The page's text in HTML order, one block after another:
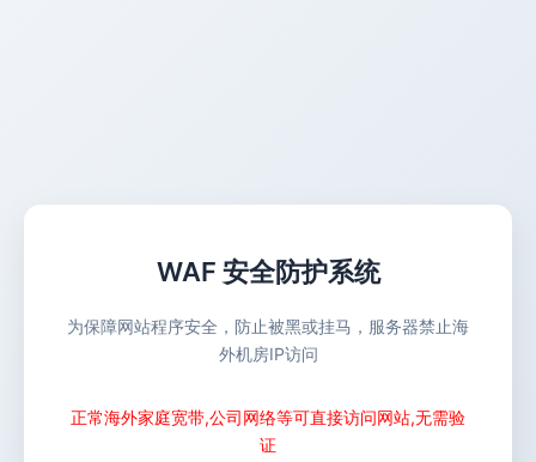
WAF 安全防护系统
为保障网站程序安全，防止被黑或挂马，服务器禁止海
外机房IP访问
正常海外家庭宽带,公司网络等可直接访问网站,无需验
证